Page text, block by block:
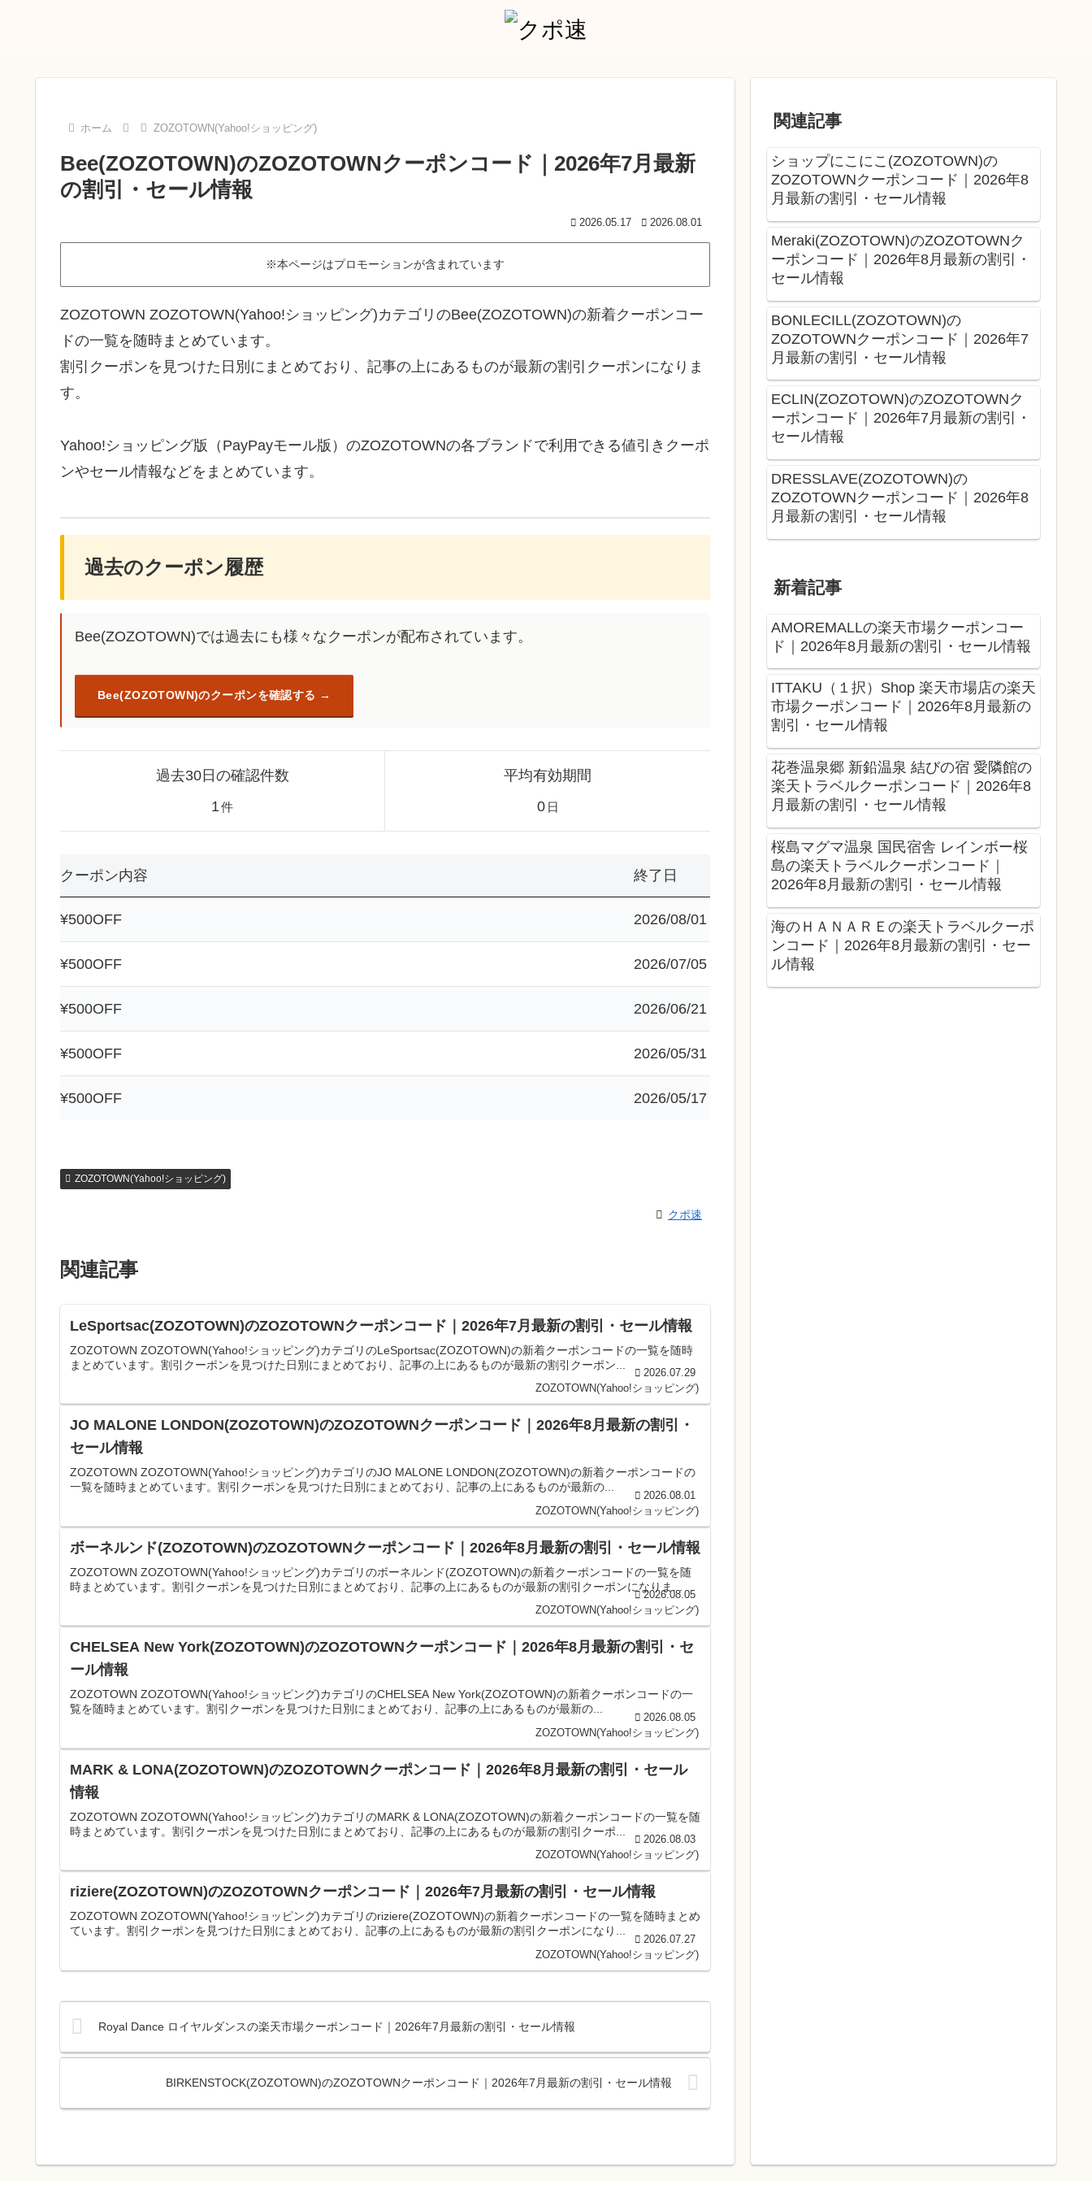
ホーム ZOZOTOWN(Yahoo!ショッピング)
Bee(ZOZOTOWN)のZOZOTOWNクーポンコード｜2026年7月最新
の割引・セール情報
2026.05.17 2026.08.01
※本ページはプロモーションが含まれています
ZOZOTOWN ZOZOTOWN(Yahoo!ショッピング)カテゴリのBee(ZOZOTOWN)の新着クーポンコー
ドの一覧を随時まとめています。
割引クーポンを見つけた日別にまとめており、記事の上にあるものが最新の割引クーポンになりま
す。
Yahoo!ショッピング版（PayPayモール版）のZOZOTOWNの各ブランドで利用できる値引きクーポ
ンやセール情報などをまとめています。
過去のクーポン履歴
Bee(ZOZOTOWN)では過去にも様々なクーポンが配布されています。
Bee(ZOZOTOWN)のクーポンを確認する
過去30日の確認件数
1件
平均有効期間
0 日
クーポン内容 終了日
¥500OFF 2026/08/01
¥500OFF 2026/07/05
¥500OFF 2026/06/21
¥500OFF 2026/05/31
¥500OFF 2026/05/17
ZOZOTOWN(Yahoo!ショッピング)
クポ速
関連記事
LeSportsac(ZOZOTOWN)のZOZOTOWNクーポンコード｜2026年7月最新の割引・セール情報
ZOZOTOWN ZOZOTOWN(Yahoo!ショッピング)カテゴリのLeSportsac(ZOZOTOWN)の新着クーポンコードの一覧を随時
まとめています。割引クーポンを見つけた日別にまとめており、記事の上にあるものが最新の割引クーポン...
2026.07.29
ZOZOTOWN(Yahoo!ショッピング)
JO MALONE LONDON(ZOZOTOWN)のZOZOTOWNクーポンコード｜2026年8月最新の割引・
セール情報
ZOZOTOWN ZOZOTOWN(Yahoo!ショッピング)カテゴリのJO MALONE LONDON(ZOZOTOWN)の新着クーポンコードの
一覧を随時まとめています。割引クーポンを見つけた日別にまとめており、記事の上にあるものが最新の...
2026.08.01
ZOZOTOWN(Yahoo!ショッピング)
ボーネルンド(ZOZOTOWN)のZOZOTOWNクーポンコード｜2026年8月最新の割引・セール情報
ZOZOTOWN ZOZOTOWN(Yahoo!ショッピング)カテゴリのボーネルンド(ZOZOTOWN)の新着クーポンコードの一覧を随
時まとめています。割引クーポンを見つけた日別にまとめており、記事の上にあるものが最新の割引クーポンになりま...
2026.08.05
ZOZOTOWN(Yahoo!ショッピング)
CHELSEA New York(ZOZOTOWN)のZOZOTOWNクーポンコード｜2026年8月最新の割引・セ
ール情報
ZOZOTOWN ZOZOTOWN(Yahoo!ショッピング)カテゴリのCHELSEA New York(ZOZOTOWN)の新着クーポンコードの一
覧を随時まとめています。割引クーポンを見つけた日別にまとめており、記事の上にあるものが最新の...
2026.08.05
ZOZOTOWN(Yahoo!ショッピング)
MARK & LONA(ZOZOTOWN)のZOZOTOWNクーポンコード｜2026年8月最新の割引・セール
情報
ZOZOTOWN ZOZOTOWN(Yahoo!ショッピング)カテゴリのMARK & LONA(ZOZOTOWN)の新着クーポンコードの一覧を随
時まとめています。割引クーポンを見つけた日別にまとめており、記事の上にあるものが最新の割引クーポ...
2026.08.03
ZOZOTOWN(Yahoo!ショッピング)
riziere(ZOZOTOWN)のZOZOTOWNクーポンコード｜2026年7月最新の割引・セール情報
ZOZOTOWN ZOZOTOWN(Yahoo!ショッピング)カテゴリのriziere(ZOZOTOWN)の新着クーポンコードの一覧を随時まとめ
ています。割引クーポンを見つけた日別にまとめており、記事の上にあるものが最新の割引クーポンになり...
2026.07.27
ZOZOTOWN(Yahoo!ショッピング)
Royal Dance ロイヤルダンスの楽天市場クーポンコード｜2026年7月最新の割引・セール情報
BIRKENSTOCK(ZOZOTOWN)のZOZOTOWNクーポンコード｜2026年7月最新の割引・セール情報
関連記事
ショップにこにこ(ZOZOTOWN)の
ZOZOTOWNクーポンコード｜2026年8
月最新の割引・セール情報
Meraki(ZOZOTOWN)のZOZOTOWNク
ーポンコード｜2026年8月最新の割引・
セール情報
BONLECILL(ZOZOTOWN)の
ZOZOTOWNクーポンコード｜2026年7
月最新の割引・セール情報
ECLIN(ZOZOTOWN)のZOZOTOWNク
ーポンコード｜2026年7月最新の割引・
セール情報
DRESSLAVE(ZOZOTOWN)の
ZOZOTOWNクーポンコード｜2026年8
月最新の割引・セール情報
新着記事
AMOREMALLの楽天市場クーポンコー
ド｜2026年8月最新の割引・セール情報
ITTAKU（１択）Shop 楽天市場店の楽天
市場クーポンコード｜2026年8月最新の
割引・セール情報
花巻温泉郷 新鉛温泉 結びの宿 愛隣館の
楽天トラベルクーポンコード｜2026年8
月最新の割引・セール情報
桜島マグマ温泉 国民宿舎 レインボー桜
島の楽天トラベルクーポンコード｜
2026年8月最新の割引・セール情報
海のＨＡＮＡＲＥの楽天トラベルクーポ
ンコード｜2026年8月最新の割引・セー
ル情報